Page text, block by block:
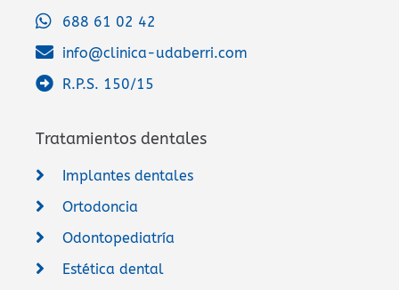
688 61 02 42
info@clinica-udaberri.com
R.P.S. 150/15
Tratamientos dentales
Implantes dentales
Ortodoncia
Odontopediatría
Estética dental